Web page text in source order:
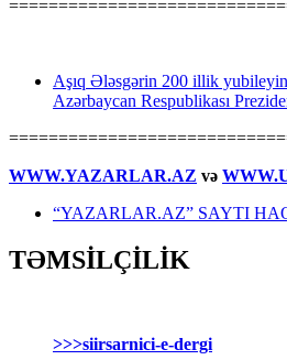
Aşıq Ələsgərin 200 illik
Azərbaycan Respublikası
WWW.YAZARLAR.AZ və
“YAZARLAR.AZ” SAYTI
TƏMSİLÇİLİK
>>>siirsarnici-e-dergi